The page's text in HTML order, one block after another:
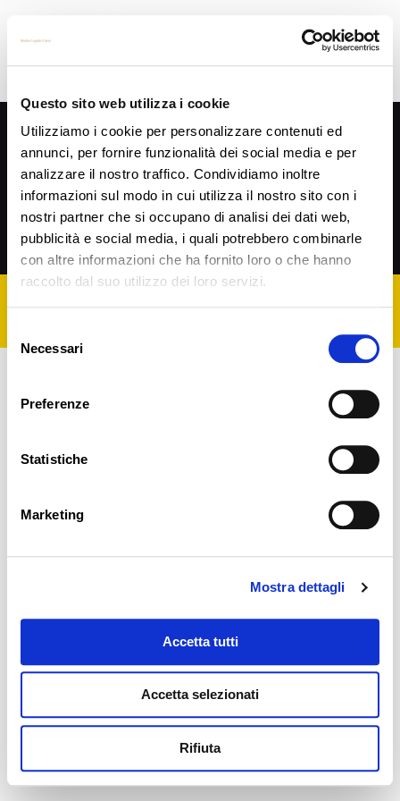
Questo sito web utilizza i cookie
Utilizziamo i cookie per personalizzare contenuti ed
annunci, per fornire funzionalità dei social media e per
analizzare il nostro traffico. Condividiamo inoltre
informazioni sul modo in cui utilizza il nostro sito con i
nostri partner che si occupano di analisi dei dati web,
pubblicità e social media, i quali potrebbero combinarle
con altre informazioni che ha fornito loro o che hanno
raccolto dal suo utilizzo dei loro servizi.
delNecessari
Preferenze
Statistiche
Marketing
Mostra dettagli
Accetta tutti
Accetta selezionati
Rifiuta
SEGUIMI SU
Cookie Policy
P.IVA 02203350406 | Cod. Fisc. CCCFNC66P18H294J